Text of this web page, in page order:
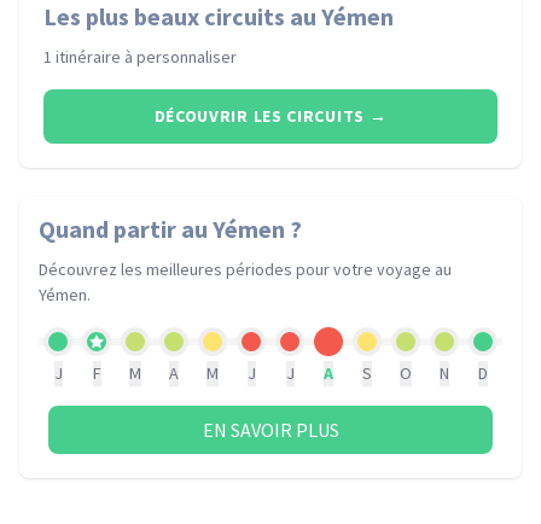
Les plus beaux circuits au Yémen
1 itinéraire à personnaliser
DÉCOUVRIR LES CIRCUITS →
Quand partir au Yémen ?
Découvrez les meilleures périodes pour votre voyage au
Yémen.
J F M A M J J A S O N D
EN SAVOIR PLUS